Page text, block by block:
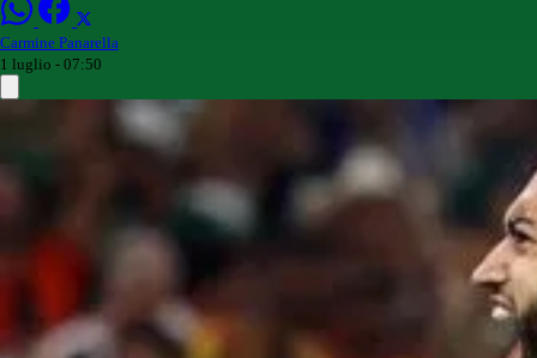
Carmine Panarella
1 luglio - 07:50